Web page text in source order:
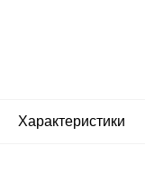
Характеристики